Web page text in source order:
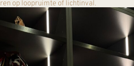
op loopruimte of lichtinval.